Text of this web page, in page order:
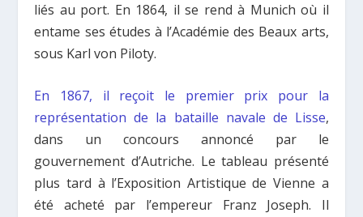
liés au port. En 1864, il se rend à Munich où il
entame ses études à l’Académie des Beaux arts,
sous Karl von Piloty.
En 1867, il reçoit le premier prix pour la
représentation de la bataille navale de Lisse,
dans un concours annoncé par le
gouvernement d’Autriche. Le tableau présenté
plus tard à l’Exposition Artistique de Vienne a
été acheté par l’empereur Franz Joseph. Il